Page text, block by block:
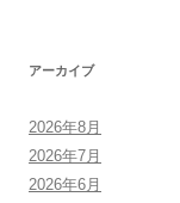
アーカイブ
2026年8月
2026年7月
2026年6月